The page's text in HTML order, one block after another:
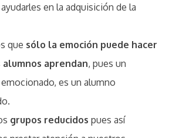
en la adquisición de la
que sólo la emoción puede hacer
alumnos aprendan, pues un
es un alumno
grupos reducidos pues así